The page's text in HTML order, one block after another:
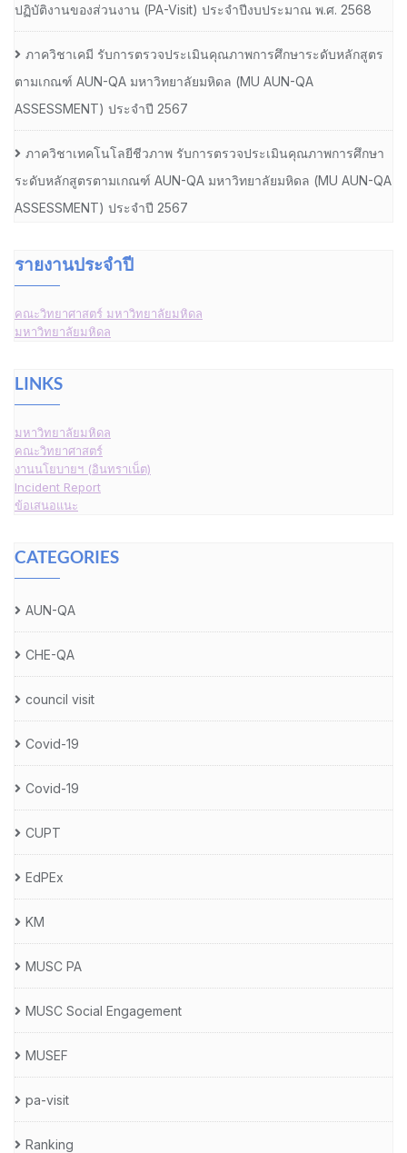
ปฏิบัติงานของส่วนงาน (PA-Visit) ประจำปีงบประมาณ พ.ศ. 2568
ภาควิชาเคมี รับการตรวจประเมินคุณภาพการศึกษาระดับหลักสูตร
ตามเกณฑ์ AUN-QA มหาวิทยาลัยมหิดล (MU AUN-QA
ASSESSMENT) ประจำปี 2567
ภาควิชาเทคโนโลยีชีวภาพ รับการตรวจประเมินคุณภาพการศึกษา
ระดับหลักสูตรตามเกณฑ์ AUN-QA มหาวิทยาลัยมหิดล (MU AUN-QA
ASSESSMENT) ประจำปี 2567
รายงานประจำปี
คณะวิทยาศาสตร์ มหาวิทยาลัยมหิดล
มหาวิทยาลัยมหิดล
LINKS
มหาวิทยาลัยมหิดล
คณะวิทยาศาสตร์
งานนโยบายฯ (อินทราเน็ต)
Incident Report
ข้อเสนอแนะ
CATEGORIES
AUN-QA
CHE-QA
council visit
Covid-19
Covid-19
CUPT
EdPEx
KM
MUSC PA
MUSC Social Engagement
MUSEF
pa-visit
Ranking